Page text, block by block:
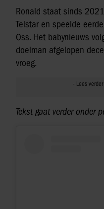
Ronald staat sinds
Telstar en speelde
Oss. Het babynieuws
doelman afgelopen
vroeg.
Tekst gaat verder onder